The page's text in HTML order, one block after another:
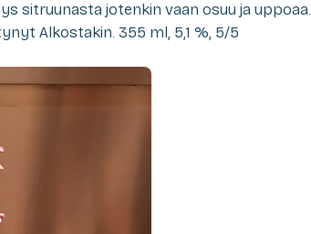
sitruunasta jotenkin vaan osuu ja uppoaa.
Alkostakin. 355 ml, 5,1 %, 5/5